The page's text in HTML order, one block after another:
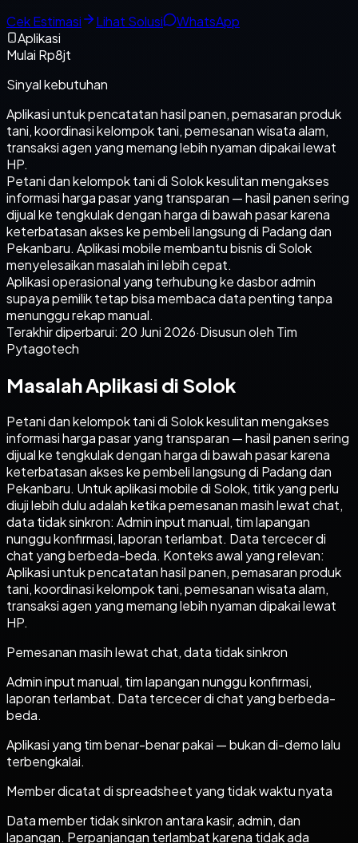
Cek Estimasi
Lihat Solusi
WhatsApp
Aplikasi
Mulai Rp8jt
Sinyal kebutuhan
Aplikasi untuk pencatatan hasil panen, pemasaran produk
tani, koordinasi kelompok tani, pemesanan wisata alam,
transaksi agen yang memang lebih nyaman dipakai lewat
HP.
Petani dan kelompok tani di Solok kesulitan mengakses
informasi harga pasar yang transparan — hasil panen sering
dijual ke tengkulak dengan harga di bawah pasar karena
keterbatasan akses ke pembeli langsung di Padang dan
Pekanbaru. Aplikasi mobile membantu bisnis di Solok
menyelesaikan masalah ini lebih cepat.
Aplikasi operasional yang terhubung ke dasbor admin
supaya pemilik tetap bisa membaca data penting tanpa
menunggu rekap manual.
Terakhir diperbarui: 20 Juni 2026·Disusun oleh Tim
Pytagotech
Masalah Aplikasi di Solok
Petani dan kelompok tani di Solok kesulitan mengakses
informasi harga pasar yang transparan — hasil panen sering
dijual ke tengkulak dengan harga di bawah pasar karena
keterbatasan akses ke pembeli langsung di Padang dan
Pekanbaru. Untuk aplikasi mobile di Solok, titik yang perlu
diuji lebih dulu adalah ketika pemesanan masih lewat chat,
data tidak sinkron: Admin input manual, tim lapangan
nunggu konfirmasi, laporan terlambat. Data tercecer di
chat yang berbeda-beda. Konteks awal yang relevan:
Aplikasi untuk pencatatan hasil panen, pemasaran produk
tani, koordinasi kelompok tani, pemesanan wisata alam,
transaksi agen yang memang lebih nyaman dipakai lewat
HP.
Pemesanan masih lewat chat, data tidak sinkron
Admin input manual, tim lapangan nunggu konfirmasi,
laporan terlambat. Data tercecer di chat yang berbeda-
beda.
Aplikasi yang tim benar-benar pakai — bukan di-demo lalu
terbengkalai.
Member dicatat di spreadsheet yang tidak waktu nyata
Data member tidak sinkron antara kasir, admin, dan
lapangan. Perpanjangan terlambat karena tidak ada